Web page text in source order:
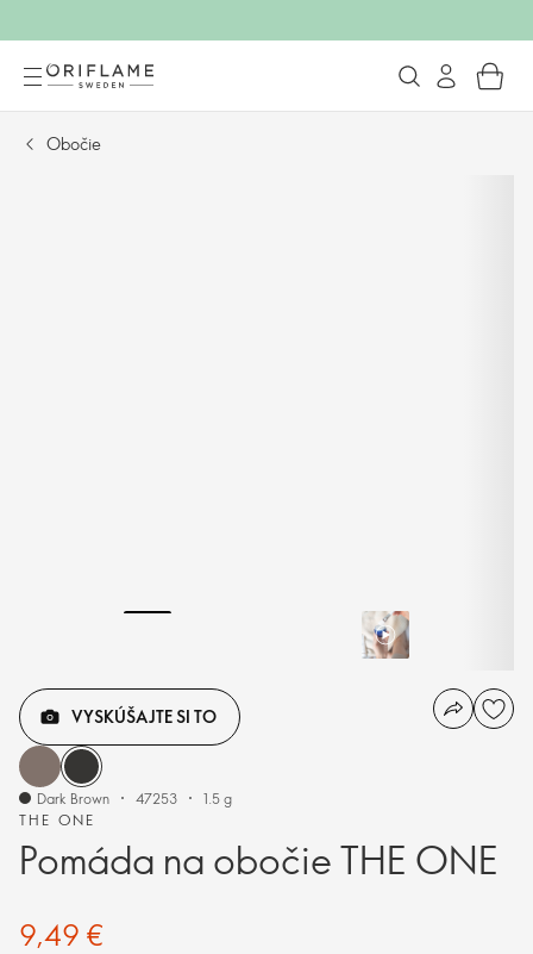
Obočie
THE ONE
Pomáda na obočie THE ONE
VYSKÚŠAJTE SI TO
Dark Brown 47253 1.5 g
9,49 €